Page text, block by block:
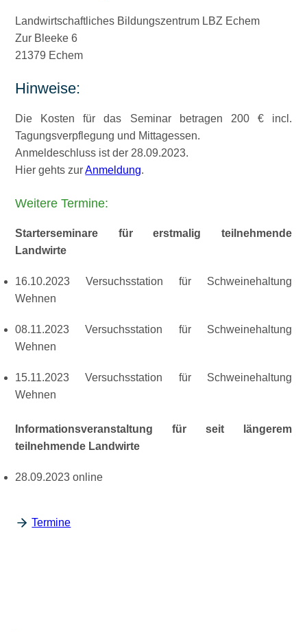
Landwirtschaftliches Bildungszentrum LBZ Echem
Zur Bleeke 6
21379 Echem
Hinweise:
Die Kosten für das Seminar betragen 200 € incl.
Tagungsverpflegung und Mittagessen.
Anmeldeschluss ist der 28.09.2023.
Hier gehts zurAnmeldung.
Weitere Termine:
Starterseminare für erstmalig teilnehmende
Landwirte
16.10.2023 Versuchsstation für Schweinehaltung
Wehnen
08.11.2023 Versuchsstation für Schweinehaltung
Wehnen
15.11.2023 Versuchsstation für Schweinehaltung
Wehnen
Informationsveranstaltung für seit längerem
teilnehmende Landwirte
28.09.2023 online
Termine